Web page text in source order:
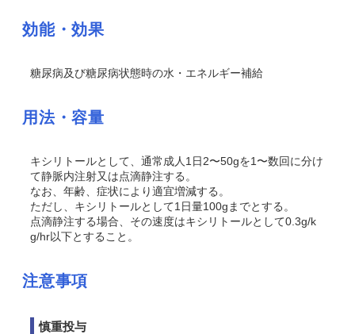
効能・効果
糖尿病及び糖尿病状態時の水・エネルギー補給
用法・容量
キシリトールとして、通常成人1日2〜50gを1〜数回に分け
て静脈内注射又は点滴静注する。
なお、年齢、症状により適宜増減する。
ただし、キシリトールとして1日量100gまでとする。
点滴静注する場合、その速度はキシリトールとして0.3g/k
g/hr以下とすること。
注意事項
慎重投与